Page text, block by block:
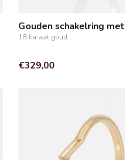
Gouden schakelring
18 karaat goud
€329,00